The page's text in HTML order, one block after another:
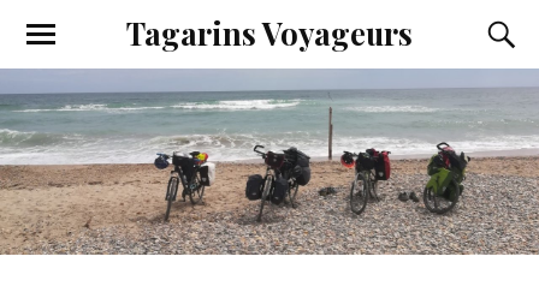
Tagarins Voyageurs